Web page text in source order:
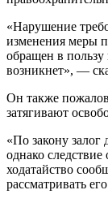
«Нарушение
изменения меры
обращен в пользу
возникнет», —
Он также
затягивают
«По закону
однако
ходатайство
рассматривать